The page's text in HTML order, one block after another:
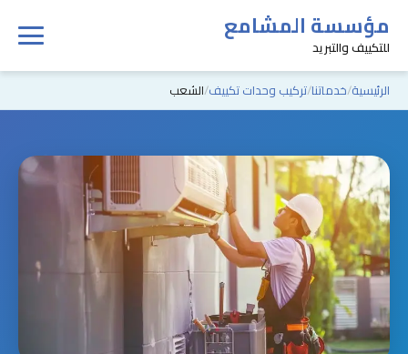
مؤسسة المشامع
للتكييف والتبريد
الرئيسية خدماتنا تركيب وحدات تكييف الشعب